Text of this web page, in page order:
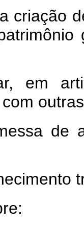
criação
em
de